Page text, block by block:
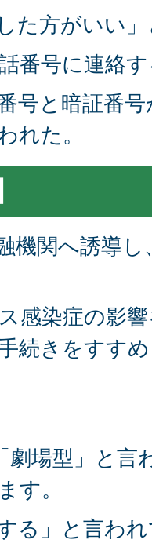
た方がいい
番号に連絡
号と暗証番
れた。
機関へ誘導
感染症の影
続きをすす
劇場型」と言
す。
る」と言わ